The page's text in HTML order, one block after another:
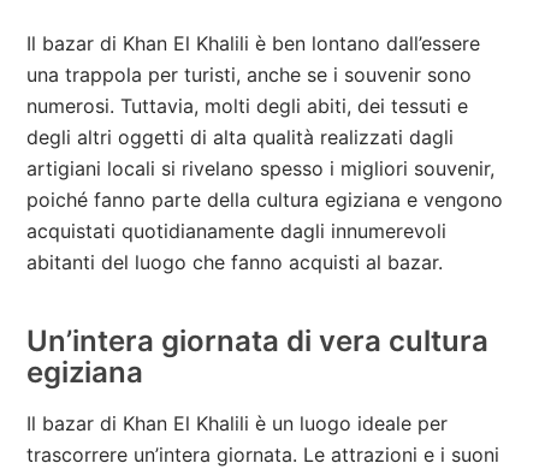
Il bazar di Khan El Khalili è ben lontano dall’essere
una trappola per turisti, anche se i souvenir sono
numerosi. Tuttavia, molti degli abiti, dei tessuti e
degli altri oggetti di alta qualità realizzati dagli
artigiani locali si rivelano spesso i migliori souvenir,
poiché fanno parte della cultura egiziana e vengono
acquistati quotidianamente dagli innumerevoli
abitanti del luogo che fanno acquisti al bazar.
Un’intera giornata di vera cultura
egiziana
Il bazar di Khan El Khalili è un luogo ideale per
trascorrere un’intera giornata. Le attrazioni e i suoni